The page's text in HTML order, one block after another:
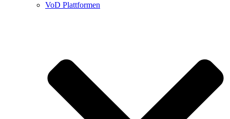
VoD Plattformen